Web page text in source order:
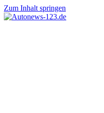
Zum Inhalt springen